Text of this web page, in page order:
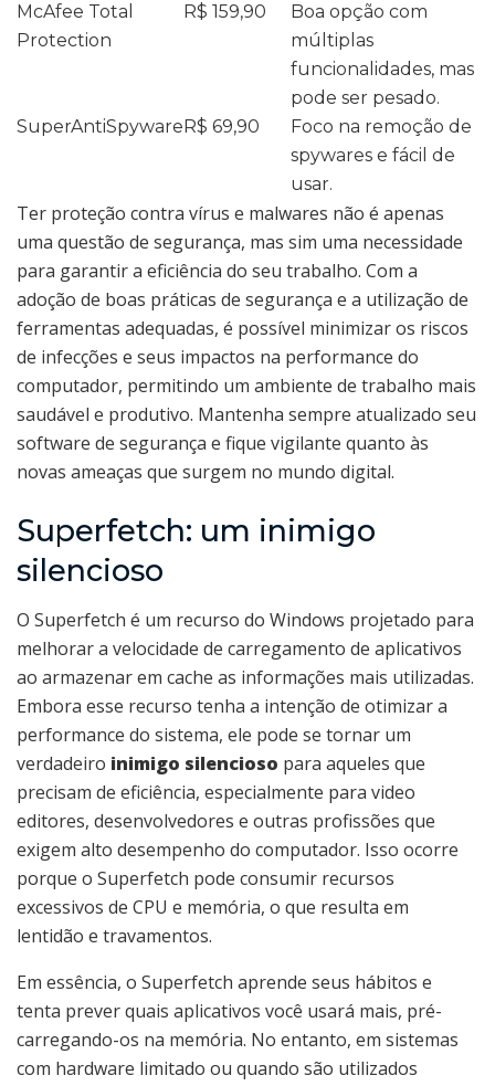
McAfee Total
Protection
R$ 159,90
Boa opção com
múltiplas
funcionalidades, mas
pode ser pesado.
SuperAntiSpyware R$ 69,90
Foco na remoção de
spywares e fácil de
usar.
Ter proteção contra vírus e malwares não é apenas
uma questão de segurança, mas sim uma necessidade
para garantir a eficiência do seu trabalho. Com a
adoção de boas práticas de segurança e a utilização de
ferramentas adequadas, é possível minimizar os riscos
de infecções e seus impactos na performance do
computador, permitindo um ambiente de trabalho mais
saudável e produtivo. Mantenha sempre atualizado seu
software de segurança e fique vigilante quanto às
novas ameaças que surgem no mundo digital.
Superfetch: um inimigo
silencioso
O Superfetch é um recurso do Windows projetado para
melhorar a velocidade de carregamento de aplicativos
ao armazenar em cache as informações mais utilizadas.
Embora esse recurso tenha a intenção de otimizar a
performance do sistema, ele pode se tornar um
verdadeiro inimigo silencioso para aqueles que
precisam de eficiência, especialmente para video
editores, desenvolvedores e outras profissões que
exigem alto desempenho do computador. Isso ocorre
porque o Superfetch pode consumir recursos
excessivos de CPU e memória, o que resulta em
lentidão e travamentos.
Em essência, o Superfetch aprende seus hábitos e
tenta prever quais aplicativos você usará mais, pré-
carregando-os na memória. No entanto, em sistemas
com hardware limitado ou quando são utilizados